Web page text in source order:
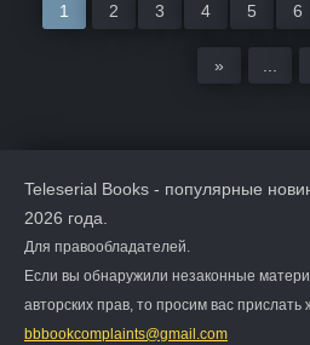
1 2 3 4 5 6
»
Teleserial Books - популярные
2026 года.
Для правообладателей.
Если вы обнаружили незаконные
авторских прав, то просим вас прислать
bbbookcomplaints@gmail.com